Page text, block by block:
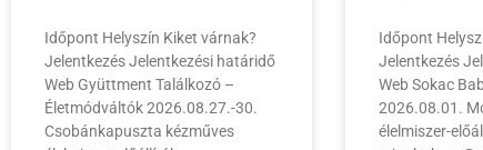
Időpont Helyszín Kiket várnak?
Jelentkezés Jelentkezési határidő
Web Gyüttment Találkozó –
Életmódváltók 2026.08.27.-30.
Csobánkapuszta kézműves
Időpont
Jelentkezés
Web Sokac
2026.08.01.
élelmiszer-